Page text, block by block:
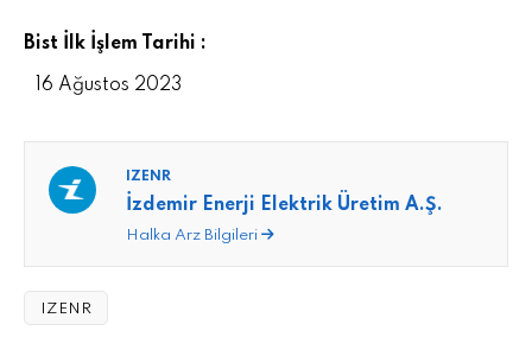
Bist İlk İşlem Tarihi :
16 Ağustos 2023
IZENR
İzdemir Enerji Elektrik Üretim A.Ş.
Halka Arz Bilgileri
IZENR